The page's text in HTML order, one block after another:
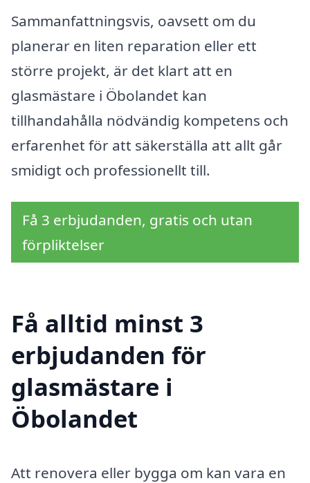
Sammanfattningsvis, oavsett om du
planerar en liten reparation eller ett
större projekt, är det klart att en
glasmästare i Öbolandet kan
tillhandahålla nödvändig kompetens och
erfarenhet för att säkerställa att allt går
smidigt och professionellt till.
Få 3 erbjudanden, gratis och utan
förpliktelser
Få alltid minst 3
erbjudanden för
glasmästare i
Öbolandet
Att renovera eller bygga om kan vara en